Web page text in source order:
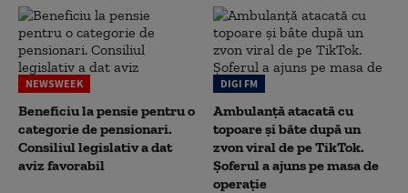
NEWSWEEK
Beneficiu la pensie pentru o
categorie de pensionari.
Consiliul legislativ a dat
aviz favorabil
DIGI FM
Ambulanță atacată cu
topoare și bâte după un
zvon viral de pe TikTok.
Șoferul a ajuns pe masa de
operație